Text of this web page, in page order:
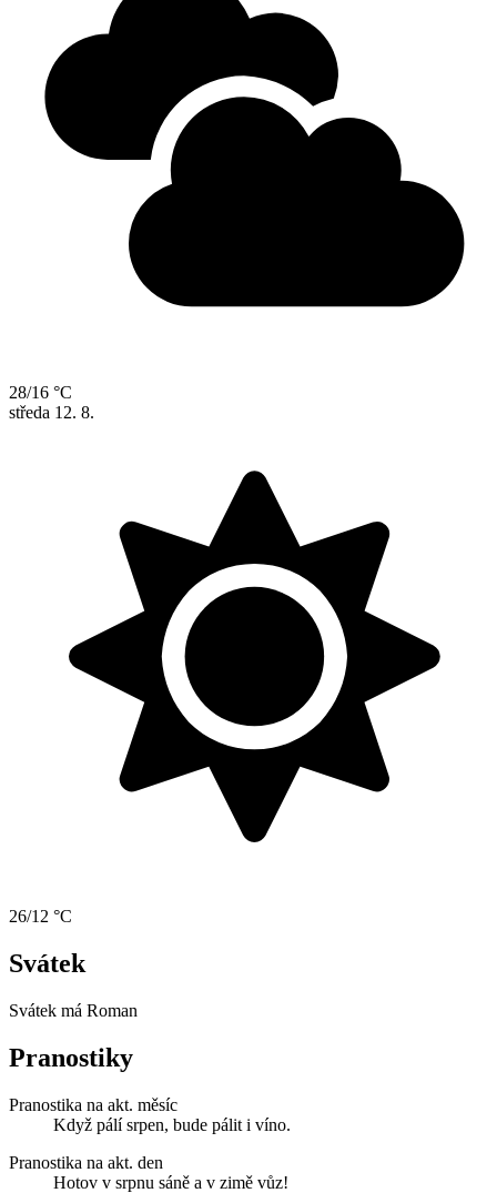
28/16 °C
středa 12. 8.
26/12 °C
Svátek
Svátek má Roman
Pranostiky
Pranostika na akt. měsíc
Když pálí srpen, bude pálit i víno.
Pranostika na akt. den
Hotov v srpnu sáně a v zimě vůz!